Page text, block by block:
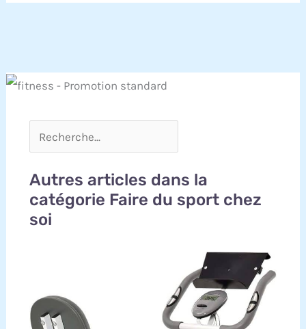
domestique, Dripex velo elliptique est équipé de
après-vente est à votre disposition pour toute
vous bénéficiez d’un support professionnel et
Autres articles dans la
catégorie Faire du sport chez
soi